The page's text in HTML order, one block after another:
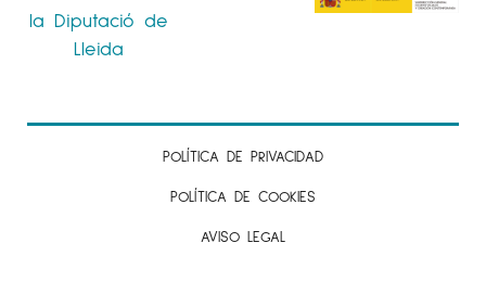
POLÍTICA DE PRIVACIDAD
POLÍTICA DE COOKIES
AVISO LEGAL